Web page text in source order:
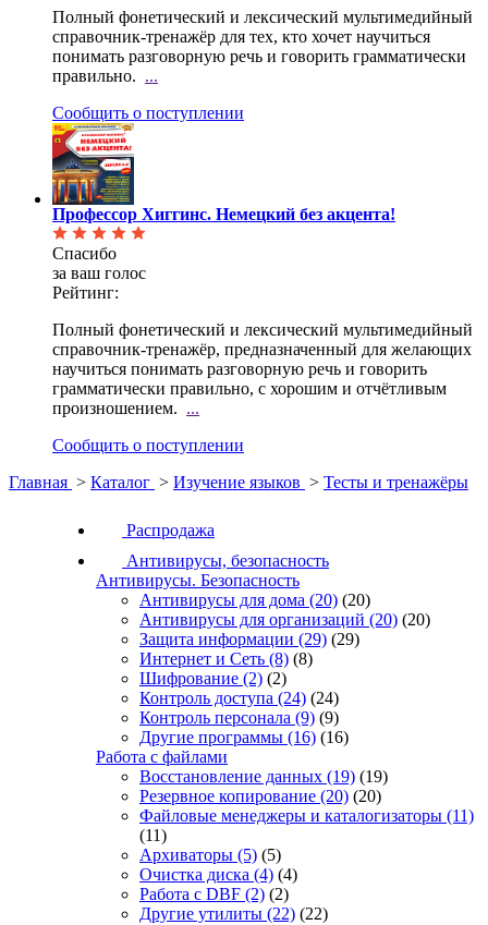
Полный фонетический и лексический мультимедийный
справочник-тренажёр для тех, кто хочет научиться
понимать разговорную речь и говорить грамматически
правильно. ...
Сообщить о поступлении
Профессор Хиггинс. Немецкий без акцента!
Спасибо
за ваш голос
Рейтинг:
Полный фонетический и лексический мультимедийный
справочник-тренажёр, предназначенный для желающих
научиться понимать разговорную речь и говорить
грамматически правильно, с хорошим и отчётливым
произношением. ...
Сообщить о поступлении
Главная > Каталог > Изучение языков > Тесты и тренажёры
Распродажа
Антивирусы, безопасность
Антивирусы. Безопасность
Антивирусы для дома (20) (20)
Антивирусы для организаций (20) (20)
Защита информации (29) (29)
Интернет и Сеть (8) (8)
Шифрование (2) (2)
Контроль доступа (24) (24)
Контроль персонала (9) (9)
Другие программы (16) (16)
Работа с файлами
Восстановление данных (19) (19)
Резервное копирование (20) (20)
Файловые менеджеры и каталогизаторы (11)
(11)
Архиваторы (5) (5)
Очистка диска (4) (4)
Работа с DBF (2) (2)
Другие утилиты (22) (22)